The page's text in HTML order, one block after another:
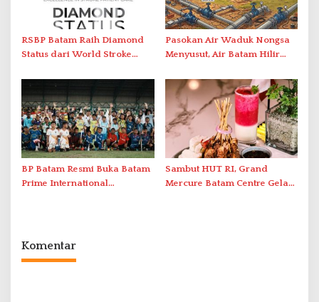
RSBP Batam Raih Diamond
Status dari World Stroke
Berstandar Internasional
Pasokan Air Waduk Nongsa
Menyusut, Air Batam Hilir
Antar-IPAM
BP Batam Resmi Buka Batam
Prime International
Sambut HUT RI, Grand
Mercure Batam Centre Gelar
Komentar